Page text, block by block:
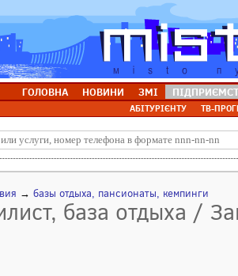
ГОЛОВНА НОВИНИ ЗМІ
АБІТУРІЄНТУ ТВ-
→ базы отдыха, пансионаты, кемпинги
база отдыха /